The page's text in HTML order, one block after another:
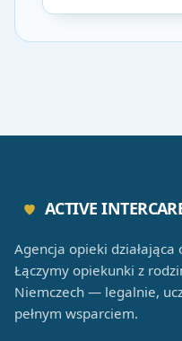
ACTIVE
Agencja opieki działająca
Łączymy opiekunki z
Niemczech — legalnie,
pełnym wsparciem.